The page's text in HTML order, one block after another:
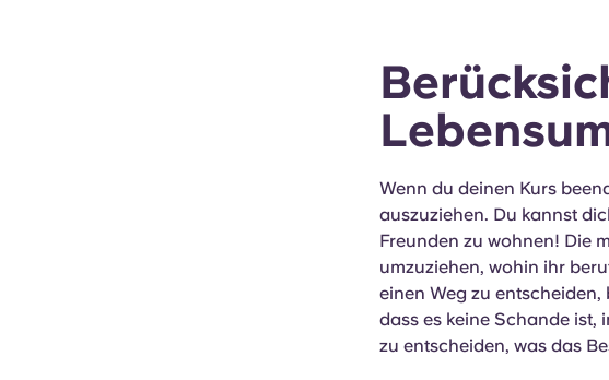
Wenn du deinen Kurs
auszuziehen. Du kannst
Freunden zu wohnen! Die
umzuziehen, wohin ihr
einen Weg zu
dass es keine Schande ist,
zu entscheiden, was das